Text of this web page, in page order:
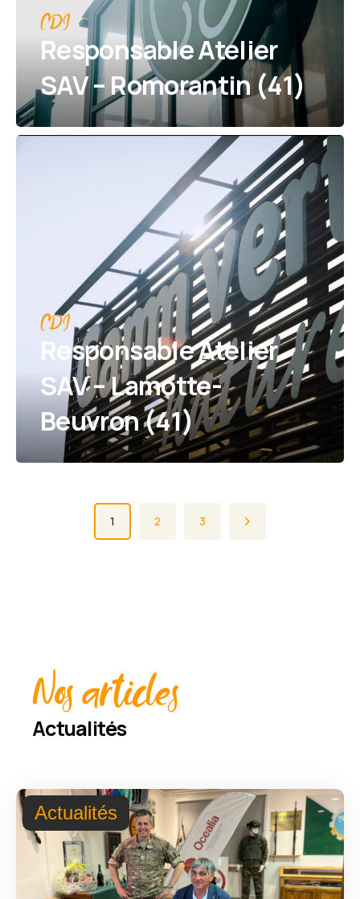
CDI
Responsable Atelier
SAV – Romorantin (41)
CDI
Responsable Atelier
SAV – Lamotte-
Beuvron (41)
1 2 3
Nos articles
Actualités
Actualités